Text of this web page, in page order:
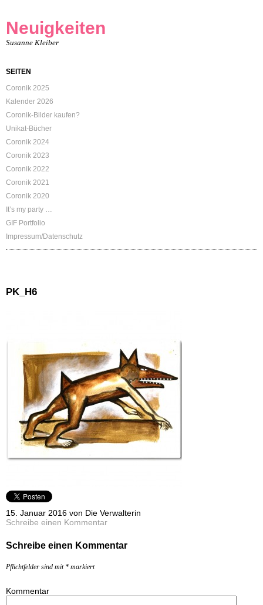
Neuigkeiten
Susanne Kleiber
SEITEN
Coronik 2025
Kalender 2026
Coronik-Bilder kaufen?
Unikat-Bücher
Coronik 2024
Coronik 2023
Coronik 2022
Coronik 2021
Coronik 2020
It’s my party …
GIF Portfolio
Impressum/Datenschutz
PK_H6
15. Januar 2016 von Die Verwalterin
Schreibe einen Kommentar
Schreibe einen Kommentar
Pflichtfelder sind mit * markiert
Kommentar